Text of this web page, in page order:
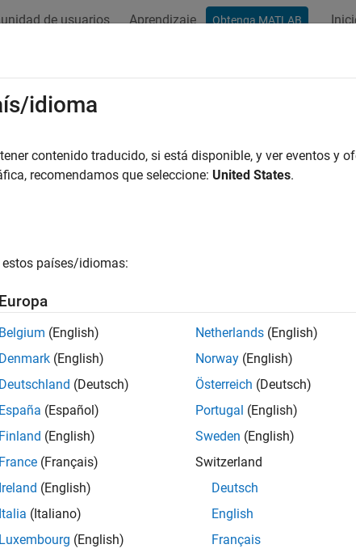
de usuarios Aprendizaje Obtenga MATLAB
¿Qué tan útil fue esta
idioma
contenido traducido, si está disponible, y ver eventos y
recomendamos que seleccione: United States.
países/idiomas:
Europa
Belgium (English)
Denmark (English)
Deutschland (Deutsch)
España (Español)
Finland (English)
France (Français)
Ireland (English)
Italia (Italiano)
Luxembourg (English)
Netherlands (English)
Norway (English)
Österreich (Deutsch)
Portugal (English)
Sweden (English)
Switzerland
Deutsch
English
Français